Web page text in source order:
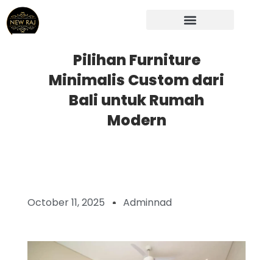
Skip
to
content
Pilihan Furniture
Minimalis Custom dari
Bali untuk Rumah
Modern
October 11, 2025 Adminnad